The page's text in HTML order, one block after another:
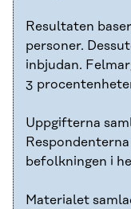
Resultaten
personer.
inbjudan.
3
Uppgifterna
befolkningen i
Materialet